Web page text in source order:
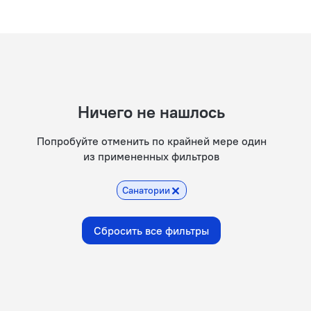
Ничего не нашлось
Попробуйте отменить по крайней мере один
из примененных фильтров
Санатории
Сбросить все фильтры